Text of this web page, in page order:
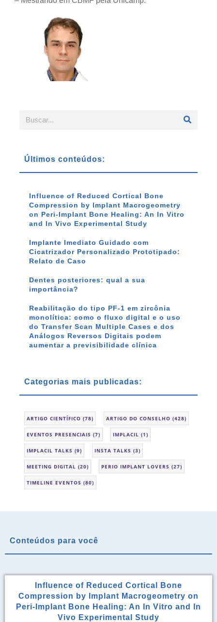
Últimos conteúdos:
Influence of Reduced Cortical Bone
Compression by Implant Macrogeometry
on Peri-Implant Bone Healing: An In Vitro
and In Vivo Experimental Study
Implante Imediato Guidado com
Cicatrizador Personalizado Prototipado:
Relato de Caso
Dentes posteriores: qual a sua
importância?
Reabilitação do tipo PF-1 em zircônia
monolítica: como o fluxo digital e o uso
do Transfer Scan Multiple Cases e dos
Análogos Reversos Digitais podem
aumentar a previsibilidade clínica
Categorias mais publicadas:
ARTIGO CIENTÍFICO (78) ARTIGO DO CONSELHO (428)
EVENTOS PRESENCIAIS (7) IMPLACIL (1)
IMPLACIL TALKS (9) INSTA TALKS (3)
MEETING DIGITAL (20) PERIO IMPLANT LOVERS (27)
TIMELINE EVENTOS (80)
Conteúdos para você
Influence of Reduced Cortical Bone
Compression by Implant Macrogeometry on
Peri-Implant Bone Healing: An In Vitro and In
Vivo Experimental Study